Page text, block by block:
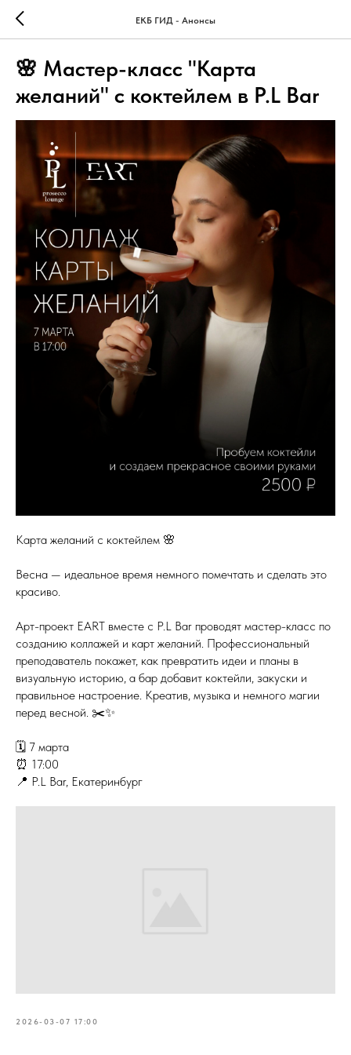
ЕКБ ГИД - Анонсы
🌸 Мастер-класс "Карта
желаний" с коктейлем в P.L Bar
Карта желаний с коктейлем 🌸
Весна — идеальное время немного помечтать и сделать это
красиво.
Арт-проект EART вместе с P.L Bar проводят мастер-класс по
созданию коллажей и карт желаний. Профессиональный
преподаватель покажет, как превратить идеи и планы в
визуальную историю, а бар добавит коктейли, закуски и
правильное настроение. Креатив, музыка и немного магии
перед весной. ✂️✨
🗓 7 марта
⏰ 17:00
📍 P.L Bar, Екатеринбург
2026-03-07 17:00